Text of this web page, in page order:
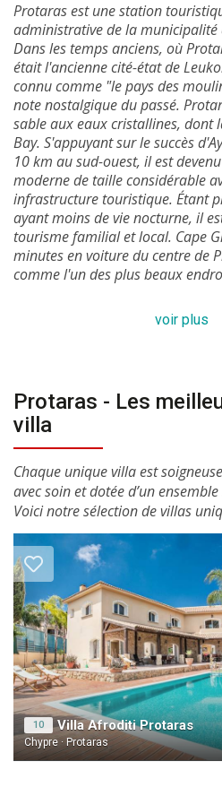
Protaras est une station
administrative de la municipalité
Dans les temps anciens, où
était l'ancienne cité-état de
connu comme "le pays des
note nostalgique du passé.
sable aux eaux cristallines, dont
Bay. S'appuyant sur le succès
10 km au sud-ouest, il est
moderne de taille considérable
infrastructure touristique. Étant
ayant moins de vie nocturne, il
tourisme familial et local. Cape
minutes en voiture du centre de
comme l'un des plus beaux
voir plus
Protaras - Les
villa
Chaque unique villa est
avec soin et dotée d’un
Voici notre sélection de villas
10 Villa Afroditi Protaras
Chypre · Protaras